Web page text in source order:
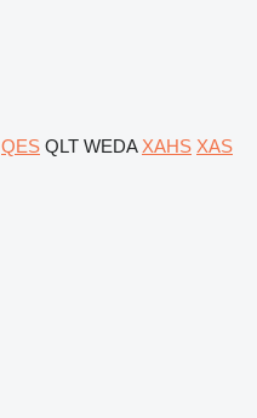
QES QLT WEDA XAHS XAS